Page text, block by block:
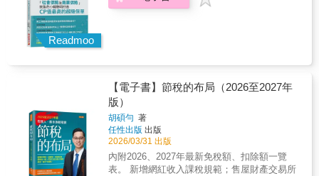
Readmoo
【電子書】節稅的布局（2026至2027年
版）
胡碩勻 著
任性出版 出版
2026/03/31 出版
內附2026、2027年最新免稅額、扣除額一覽
表。 新增網紅收入課稅規範；售屋財產交易所